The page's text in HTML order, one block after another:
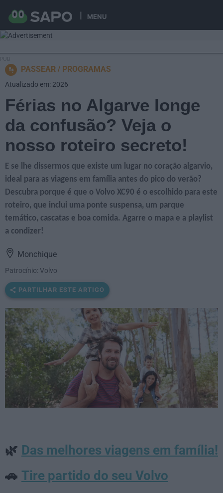
MENU
PASSEAR PROGRAMAS
Férias no Algarve longe
da confusão? Veja o
nosso roteiro secreto!
E se lhe dissermos que existe um lugar no coração algarvio,
ideal para as viagens em família antes do pico do verão?
Descubra porque é que o Volvo XC90 é o escolhido para este
roteiro, que inclui uma ponte suspensa, um parque
temático, cascatas e boa comida. Agarre o mapa e a playlist
a condizer!
Monchique
Patrocínio: Volvo
PARTILHAR ESTE ARTIGO
🌿 Das melhores viagens em família!
🚗 Tire partido do seu Volvo
Atualizado em: 2026